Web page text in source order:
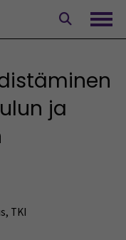
ja
, TKI